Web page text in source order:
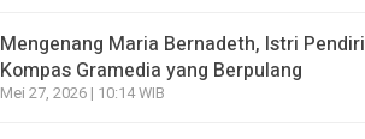
Mengenang Maria Bernadeth, Istri Pendiri
Kompas Gramedia yang Berpulang
Mei 27, 2026 | 10:14 WIB